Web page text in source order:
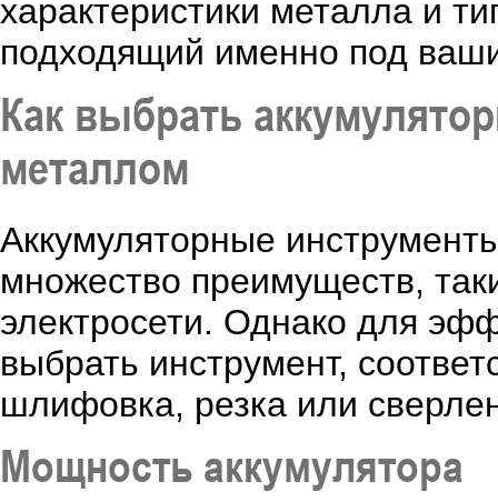
характеристики металла и
подходящий именно под
Как выбрать
металлом
Аккумуляторные
множество преимуществ,
электросети. Однако для
выбрать инструмент,
шлифовка, резка или
Мощность аккумулятора